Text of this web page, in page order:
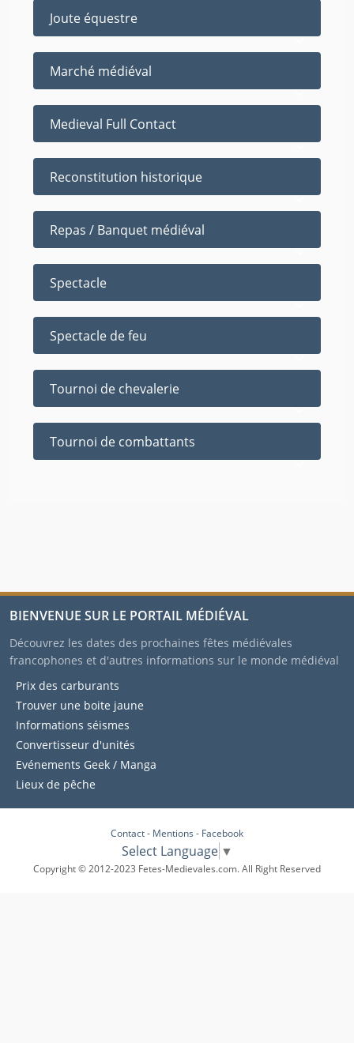
Joute équestre
Marché médiéval
Medieval Full Contact
Reconstitution historique
Repas / Banquet médiéval
Spectacle
Spectacle de feu
Tournoi de chevalerie
Tournoi de combattants
BIENVENUE SUR LE PORTAIL MÉDIÉVAL
Découvrez les dates des prochaines fêtes médiévales
francophones et d'autres informations sur le monde médiéval
Prix des carburants
Trouver une boite jaune
Informations séismes
Convertisseur d'unités
Evénements Geek / Manga
Lieux de pêche
Contact- Mentions - Facebook
Select Language ▼
Copyright © 2012-2023 Fetes-Medievales.com. All Right Reserved